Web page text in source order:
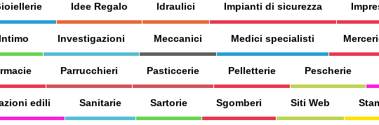
Idee Regalo Idraulici Impianti di sicurezza
Intimo Investigazioni Meccanici Medici specialisti
Parrucchieri Pasticcerie Pelletterie Pescherie
edili Sanitarie Sartorie Sgomberi Siti Web